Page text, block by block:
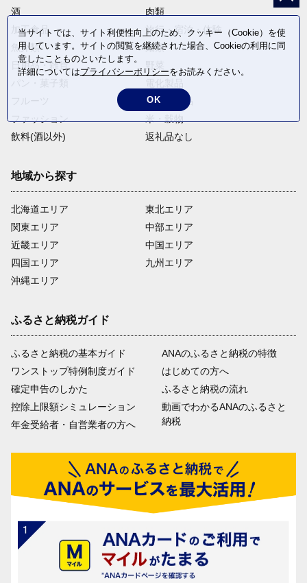
酒
肉類
加工食品
旅行・宿泊・体験
魚介類
麺類
日用品・雑貨
野菜
卵・乳製品
ファッション
米・穀物
飲料(酒以外)
返礼品なし
地域から探す
北海道エリア
関東エリア
近畿エリア
四国エリア
沖縄エリア
東北エリア
中部エリア
中国エリア
九州エリア
ふるさと納税ガイド
ふるさと納税の基本ガイド
ワンストップ特例制度ガイド
確定申告のしかた
控除上限額シミュレーション
年金受給者・自営業者の方へ
ANAのふるさと納税の特徴
はじめての方へ
ふるさと納税の流れ
動画でわかるANAのふるさと
納税
当サイトでは、サイト利便性向上のため、クッキー（Cookie）を使
用しています。サイトの閲覧を継続された場合、Cookieの利用に同
意したことものといたします。
詳細についてはプライバシーポリシーをお読みください。
OK